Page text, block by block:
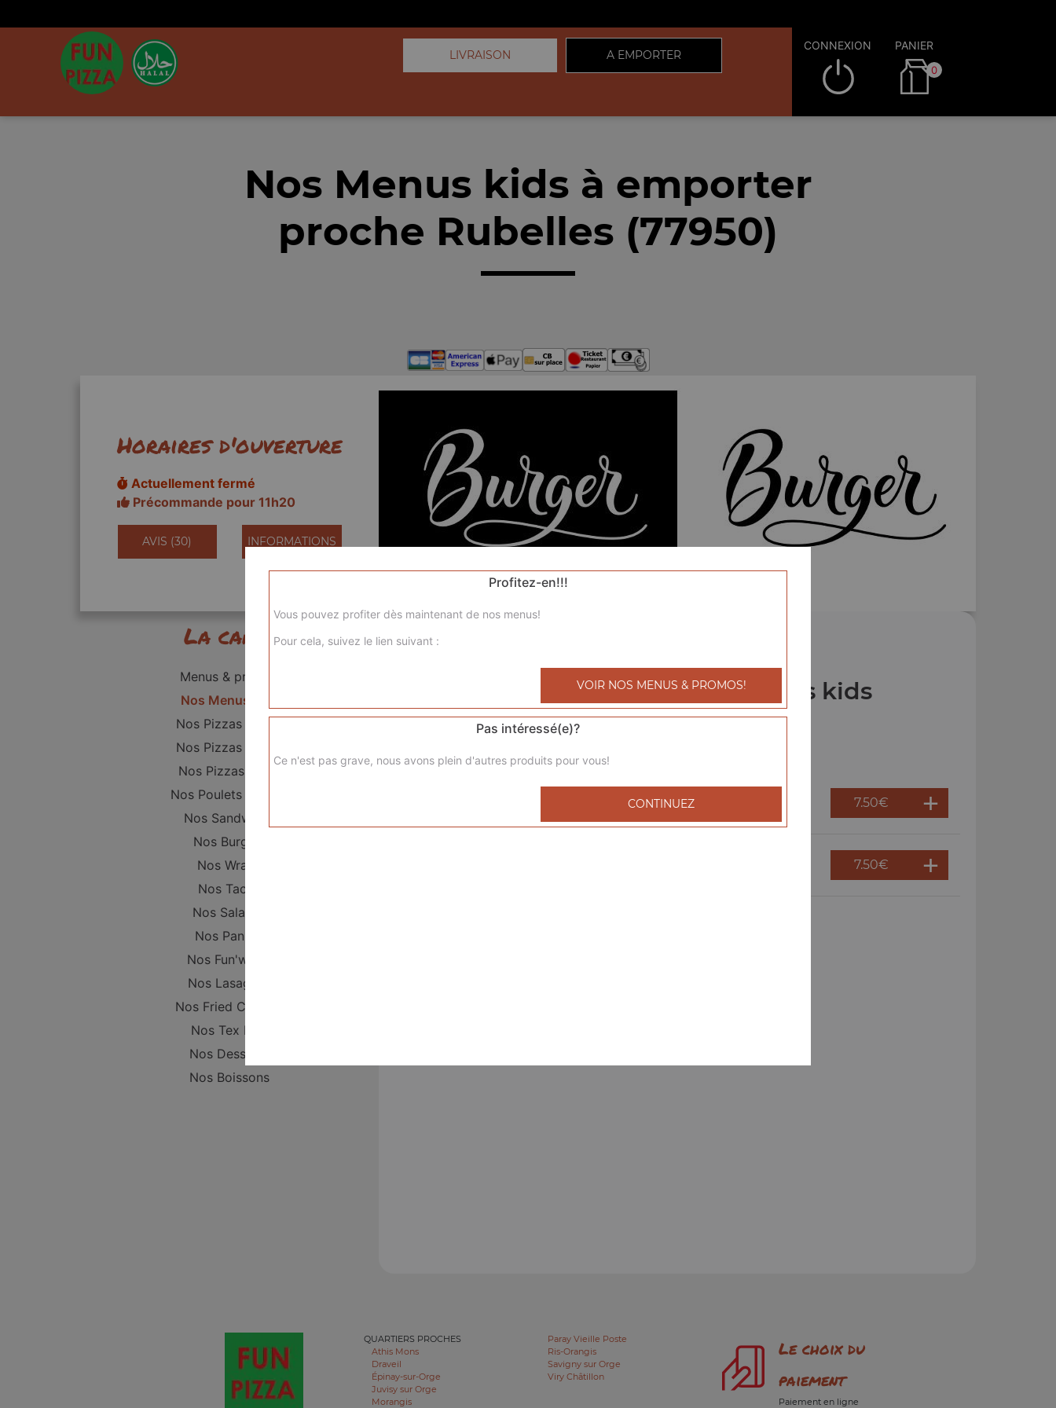
LIVRAISON A EMPORTER
CONNEXION PANIER
0
Nos Menus kids à emporter
proche Rubelles (77950)
Horaires d'ouverture
Actuellement fermé
Précommande pour 11h20
AVIS (30) INFORMATIONS
La carte
Menus & promos
Nos Menus kids
Nos Pizzas Junior
Nos Pizzas Sénior
Nos Pizzas Méga
Nos Poulets Braisés
Nos Sandwichs
Nos Burgers
Nos Wraps
Nos Tacos
Nos Salades
Nos Paninis
Nos Fun'wichs
Nos Lasagnes
Nos Fried Chicken
Nos Tex Mex
Nos Desserts
Nos Boissons
Nos Menus kids
7.50€
7.50€
QUARTIERS PROCHES
Athis Mons
Draveil
Épinay-sur-Orge
Juvisy sur Orge
Morangis
Paray Vieille Poste
Ris-Orangis
Savigny sur Orge
Viry Châtillon
Le choix du
paiement
Paiement en ligne
Profitez-en!!!
Vous pouvez profiter dès maintenant de nos menus!
Pour cela, suivez le lien suivant :
VOIR NOS MENUS & PROMOS!
Pas intéressé(e)?
Ce n'est pas grave, nous avons plein d'autres produits pour vous!
CONTINUEZ